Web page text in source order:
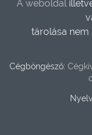
A weboldal
tárolása
Cégböngésző: